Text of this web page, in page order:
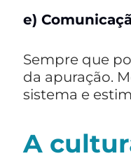
e)
Sempre que
da apuração.
sistema e
A